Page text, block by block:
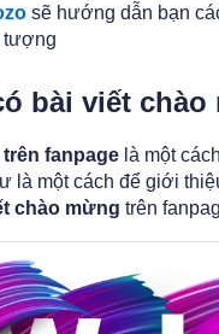
sẽ hướng dẫn bạn
tượng
bài viết
fanpage là một
là một cách để giới
chào mừng trên